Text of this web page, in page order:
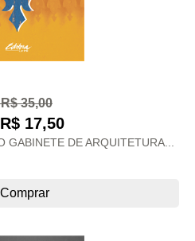
35,00
17,50
GABINETE DE ARQUITETURA...